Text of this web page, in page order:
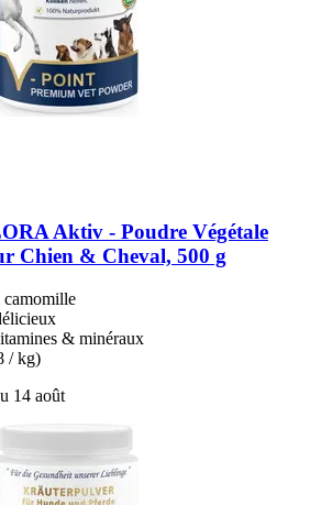
Aktiv -​ Poudre Végétale
Chien & Cheval, 500 g
& minéraux
/ kg)
14 août